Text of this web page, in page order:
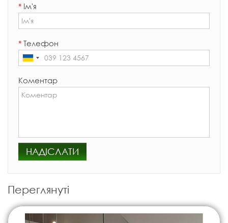
* Ім'я
* Телефон
Коментар
НАДІСЛАТИ
Переглянуті